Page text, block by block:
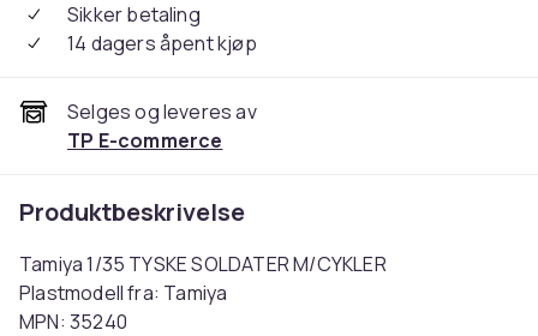
Sikker betaling
14 dagers åpent kjøp
Selges og leveres av
TP E-commerce
Produktbeskrivelse
Tamiya 1/35 TYSKE SOLDATER M/CYKLER
Plastmodell fra: Tamiya
MPN: 35240